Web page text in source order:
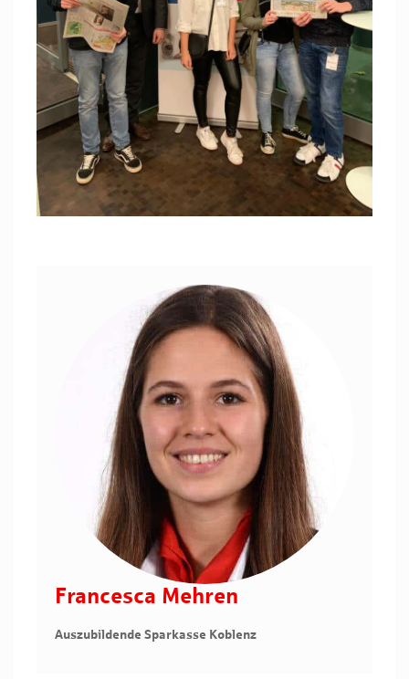
Francesca Mehren
Auszubildende Sparkasse Koblenz